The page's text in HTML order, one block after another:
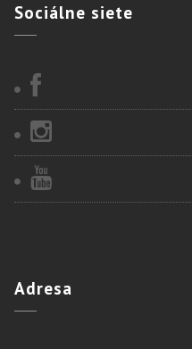
Sociálne siete
Adresa